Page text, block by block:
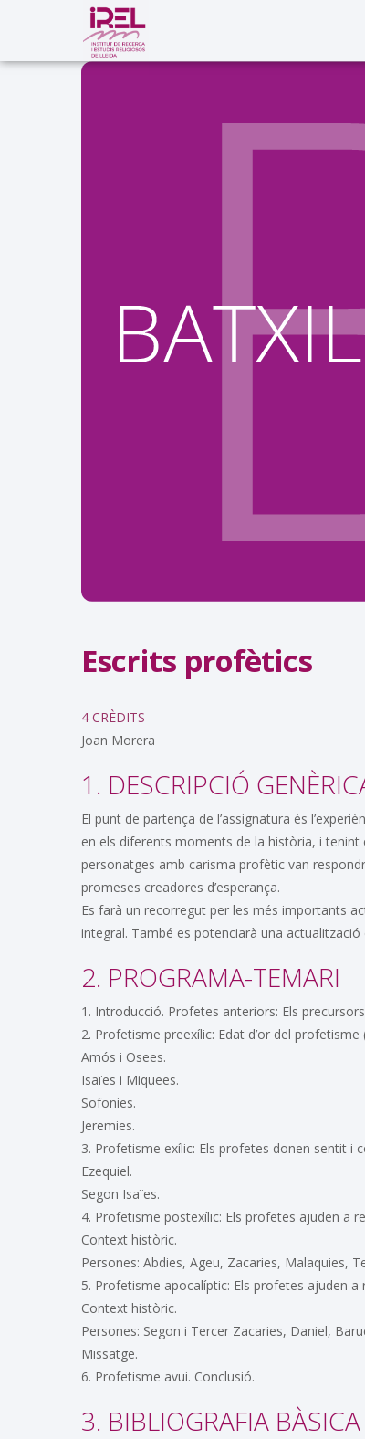
Escrits profètics
4 CRÈDITS
Joan Morera
1. DESCRIPCIÓ
El punt de partença de l’assignatura és
en els diferents moments de la història, i
personatges amb carisma profètic van
promeses creadores d’esperança.
Es farà un recorregut per les més importants
integral. També es potenciarà una
2. PROGRAMA-TEMARI
1. Introducció. Profetes anteriors: Els
2. Profetisme preexílic: Edat d’or del profetisme
Amós i Osees.
Isaïes i Miquees.
Sofonies.
Jeremies.
3. Profetisme exílic: Els profetes donen sentit i
Ezequiel.
Segon Isaïes.
4. Profetisme postexílic: Els profetes ajuden a
Context històric.
Persones: Abdies, Ageu, Zacaries, Malaquies,
5. Profetisme apocalíptic: Els profetes ajuden a
Context històric.
Persones: Segon i Tercer Zacaries, Daniel,
Missatge.
6. Profetisme avui. Conclusió.
3. BIBLIOGRAFIA BÀSICA